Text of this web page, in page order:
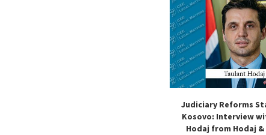
Judiciary Reforms
Kosovo: Interview
Hodaj from Hodaj